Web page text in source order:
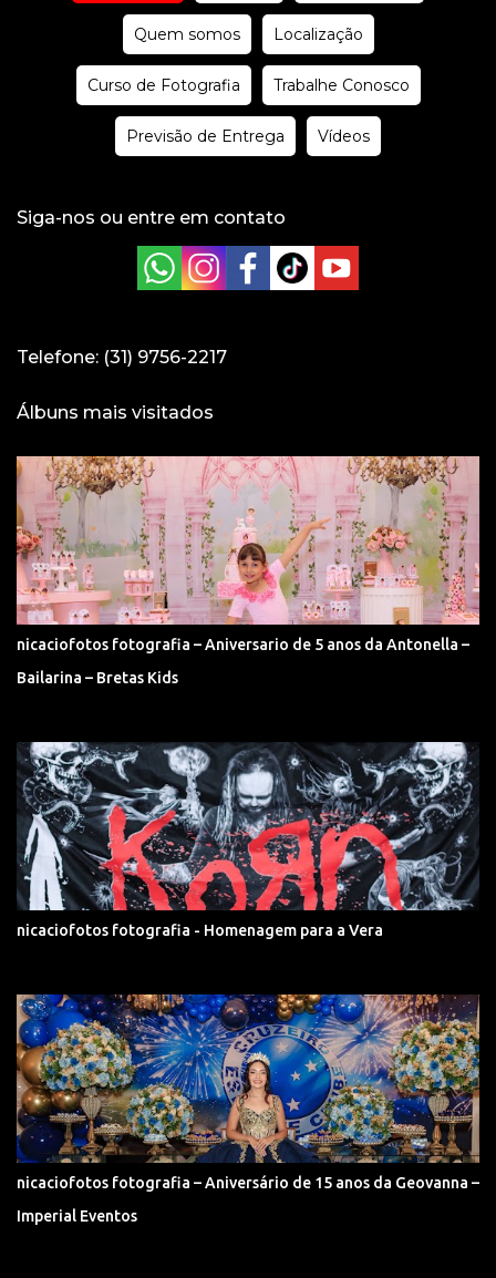
Quem somos Localização
Curso de Fotografia Trabalhe Conosco
Previsão de Entrega Vídeos
Siga-nos ou entre em contato
Telefone: (31) 9756-2217
Álbuns mais visitados
nicaciofotos fotografia – Aniversario de 5 anos da Antonella –
Bailarina – Bretas Kids
nicaciofotos fotografia - Homenagem para a Vera
nicaciofotos fotografia – Aniversário de 15 anos da Geovanna –
Imperial Eventos